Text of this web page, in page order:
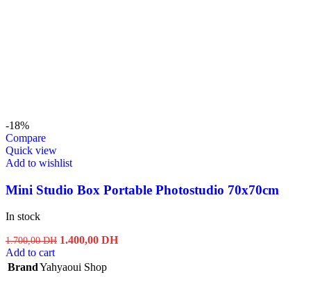
-18%
Compare
Quick view
Add to wishlist
Mini Studio Box Portable Photostudio 70x70cm
In stock
1.700,00DH Original
was:
1.700,00 DH.
1.400,00 DHCurrent
Add to cart
BrandYahyaoui Shop